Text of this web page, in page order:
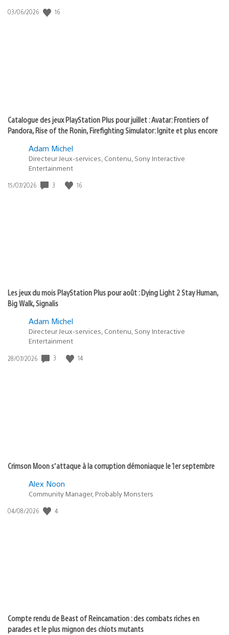
:
Date
03/06/2026 16
Catalogue des jeux PlayStation Plus pour juillet : Avatar: Frontiers of
Pandora, Rise of the Ronin, Firefighting Simulator: Ignite et plus encore
Adam Michel
Directeur Jeux-services, Contenu, Sony Interactive
Entertainment
Date
15/07/2026 3 16
Les jeux du mois PlayStation Plus pour août : Dying Light 2 Stay Human,
Big Walk, Signalis
Adam Michel
Directeur Jeux-services, Contenu, Sony Interactive
Entertainment
Date
28/07/2026 3 14
Crimson Moon s’attaque à la corruption démoniaque le 1er septembre
Alex Noon
Community Manager, Probably Monsters
Date
04/08/2026 4
Compte rendu de Beast of Reincarnation : des combats riches en
parades et le plus mignon des chiots mutants